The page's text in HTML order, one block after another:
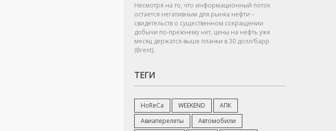
Несмотря на то, что информационный поток
остается негативным для рынка нефти –
свидетельств о существенном сокращении
добычи по-прежнему нет, цены на нефть уже
месяц держатся выше планки в 30 долл/барр
(Brent).
ТЕГИ
HoReCa WEEKEND
АПК
Авиаперелеты
Автомобили